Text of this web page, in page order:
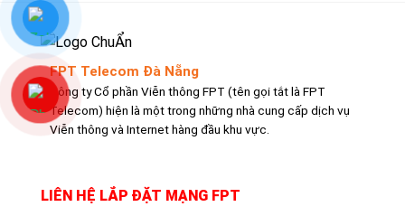
FPT Telecom Đà Nẵng
Công ty Cổ phần Viễn thông FPT (tên gọi tắt là FPT
Telecom) hiện là một trong những nhà cung cấp dịch vụ
Viễn thông và Internet hàng đầu khu vực.
LIÊN HỆ LẮP ĐẶT MẠNG FPT